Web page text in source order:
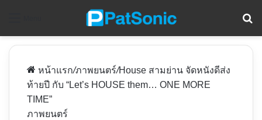
หน้าแรก/ภาพยนตร์/House สามย่าน จัดหนังดีส่ง
ท้ายปี กับ “Let’s HOUSE them… ONE MORE
TIME”
ภาพยนตร์